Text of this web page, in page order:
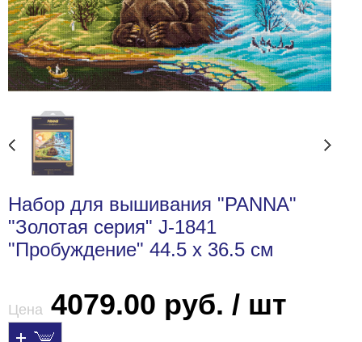
Набор для вышивания "PANNA"
"Золотая серия" J-1841
"Пробуждение" 44.5 х 36.5 см
Цена 4079.00 руб. / шт